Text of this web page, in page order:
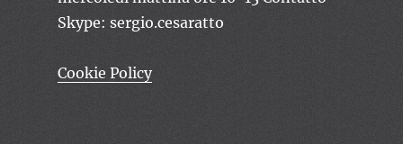
Skype: sergio.cesaratto
Cookie Policy